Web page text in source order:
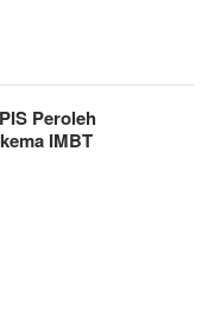
Peroleh
IMBT